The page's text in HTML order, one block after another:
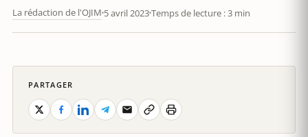
La rédaction de l'OJIM 5 avril 2023Temps de lecture : 3 min
PARTAGER